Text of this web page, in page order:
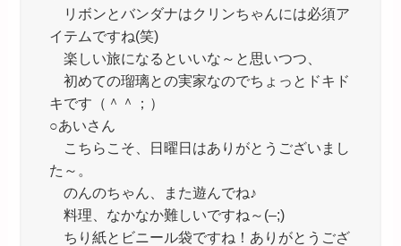
リボンとバンダナはクリンちゃんには必須ア
イテムですね(笑)
楽しい旅になるといいな～と思いつつ、
初めての瑠璃との実家なのでちょっとドキド
キです（＾＾；）
○あいさん
こちらこそ、日曜日はありがとうございまし
た～。
のんのちゃん、また遊んでね♪
料理、なかなか難しいですね～(–;)
ちり紙とビニール袋ですね！ありがとうござ